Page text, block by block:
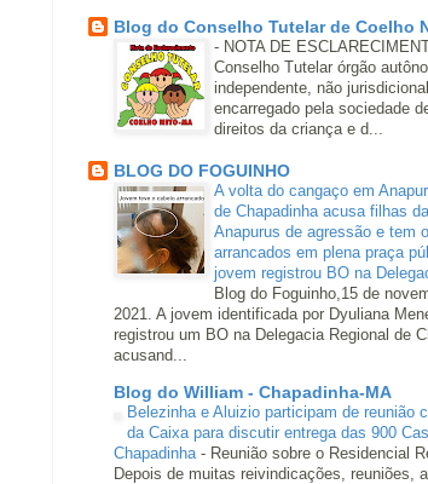
Blog do Conselho Tutelar de Coelho
- NOTA DE
Conselho Tutelar órgão
independente, não jurisdicional
encarregado pela sociedade
direitos da criança e d...
BLOG DO FOGUINHO
A volta do cangaço em
de Chapadinha acusa filhas
Anapurus de agressão e tem
arrancados em plena praça
jovem registrou BO na
Blog do Foguinho,15 de
2021. A jovem identificada por Dyuliana
registrou um BO na Delegacia Regional de
acusand...
Blog do William - Chapadinha-MA
Belezinha e Aluizio participam de reunião
da Caixa para discutir entrega das 900
Chapadinha - Reunião sobre o Residencial
Depois de muitas reivindicações, reuniões,